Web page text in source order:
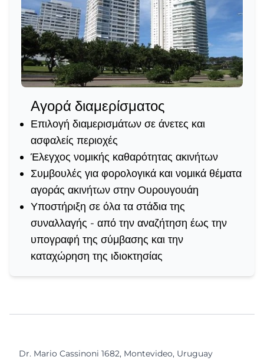
Αγορά διαμερίσματος
Επιλογή διαμερισμάτων σε άνετες και
ασφαλείς περιοχές
Έλεγχος νομικής καθαρότητας ακινήτων
Συμβουλές για φορολογικά και νομικά θέματα
αγοράς ακινήτων στην Ουρουγουάη
Υποστήριξη σε όλα τα στάδια της
συναλλαγής - από την αναζήτηση έως την
υπογραφή της σύμβασης και την
καταχώρηση της ιδιοκτησίας
Dr. Mario Cassinoni 1682, Montevideo, Uruguay